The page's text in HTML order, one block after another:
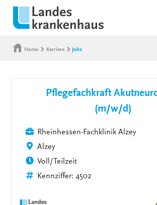
Home Karriere Jobs
Pflegefachkraft
(m/w/d)
Rheinhessen-Fachklinik Alzey
Alzey
Voll/Teilzeit
Kennziffer: 4502